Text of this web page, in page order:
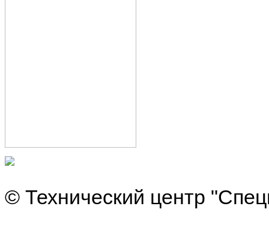
© Технический центр